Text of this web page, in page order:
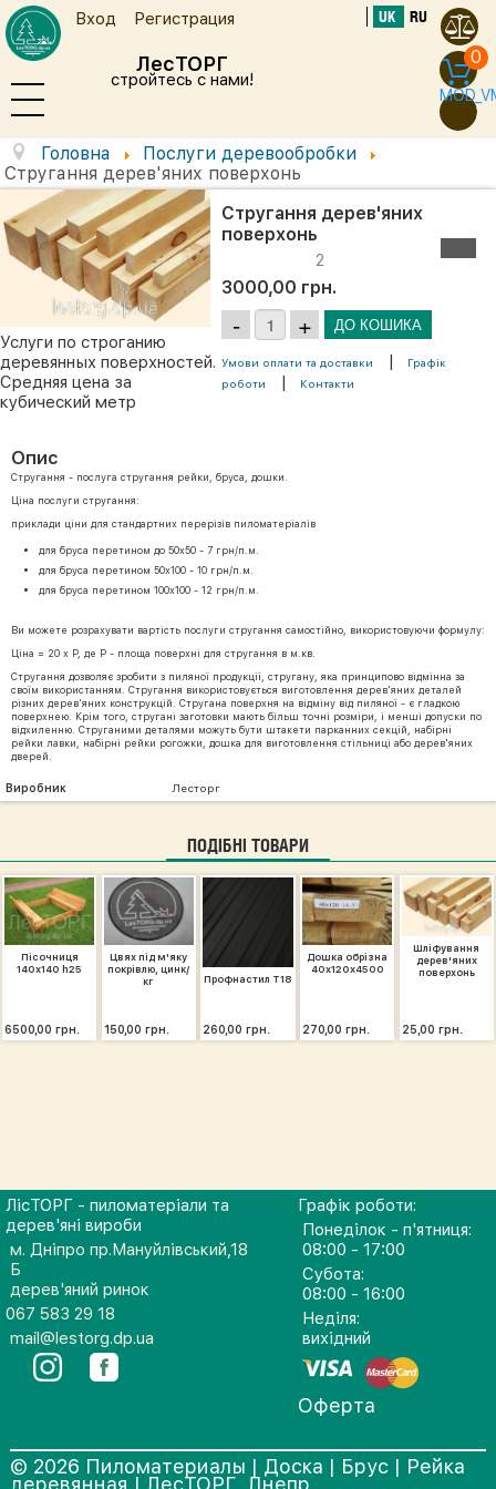
ЛесТОРГ
стройтесь с нами!
Вход Регистрация UK RU
0
Головна
Послуги деревообробки
Стругання дерев'яних поверхонь
Стругання дерев'яних
поверхонь
2
3000,00 грн.
Умови оплати та доставки |
Графік
роботи
| Контакти
Услуги по строганию
деревянных поверхностей.
Средняя цена за
кубический метр
Опис
Стругання - послуга стругання рейки, бруса, дошки.
Ціна послуги стругання:
приклади ціни для стандартних перерізів пиломатеріалів
для бруса перетином до 50х50 - 7 грн/п.м.
для бруса перетином 50х100 - 10 грн/п.м.
для бруса перетином 100х100 - 12 грн/п.м.
Ви можете розрахувати вартість послуги стругання самостійно, використовуючи формулу:
Ціна = 20 х P, де P - площа поверхні для стругання в м.кв.
Стругання дозволяє зробити з пиляної продукції, стругану, яка принципово відмінна за
своїм використанням. Стругання використовується виготовлення дерев'яних деталей
різних дерев'яних конструкцій. Стругана поверхня на відміну від пиляної - є гладкою
поверхнею. Крім того, стругані заготовки мають більш точні розміри, і менші допуски по
відхиленню. Струганими деталями можуть бути штакети парканних секцій, набірні
рейки лавки, набірні рейки рогожки, дошка для виготовлення стільниці або дерев'яних
дверей.
Виробник Лесторг
ПОДІБНІ ТОВАРИ
Пісочниця
140х140 h25
6500,00 грн.
Цвях під м'яку
покрівлю, цинк/
кг
150,00 грн.
Профнастил Т18
260,00 грн.
Дошка обрізна
40х120х4500
270,00 грн.
Шліфування
дерев'яних
поверхонь
25,00 грн.
ЛісТОРГ - пиломатеріали та
дерев'яні вироби
м. Дніпро пр.Мануйлівський,18
Б
дерев'яний ринок
067 583 29 18
mail@lestorg.dp.ua
Графік роботи:
Понеділок - п'ятниця:
08:00 - 17:00
Субота:
08:00 - 16:00
Неділя:
вихідний
Оферта
© 2026 Пиломатериалы | Доска | Брус | Рейка